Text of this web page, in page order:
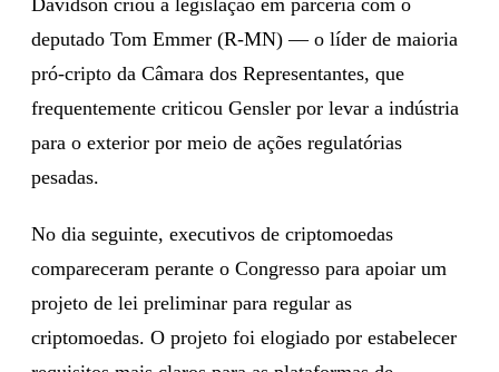
deputado Tom Emmer (R-MN) — o líder de maioria
pró-cripto da Câmara dos Representantes, que
frequentemente criticou Gensler por levar a indústria
para o exterior por meio de ações regulatórias
pesadas.
No dia seguinte, executivos de criptomoedas
compareceram perante o Congresso para apoiar um
projeto de lei preliminar para regular as
criptomoedas. O projeto foi elogiado por estabelecer